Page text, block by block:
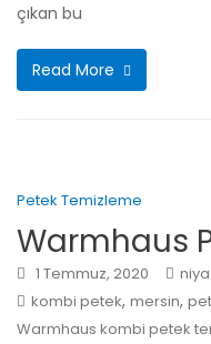
çıkan bu
Read More
Petek Temizleme
Warmhaus
1 Temmuz, 2020
kombi petek, mersin,
Warmhaus kombi petek